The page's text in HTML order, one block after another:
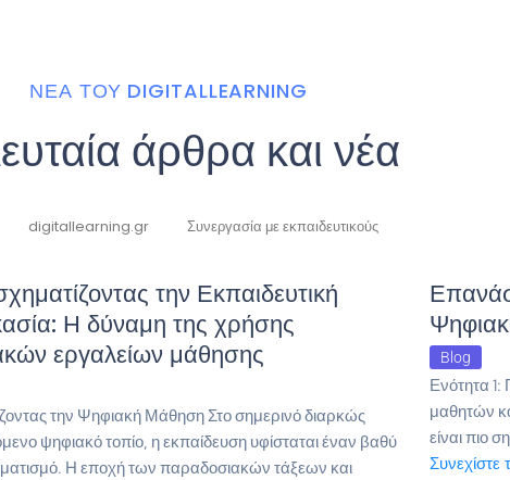
ΝΈΑ ΤΟΥ DIGITALLEARNING
άρθρα και νέα
digitallearning.gr Συνεργασία με εκπαιδευτικούς
την Εκπαιδευτική
Η δύναμη της χρήσης
εργαλείων μάθησης
την Ψηφιακή Μάθηση Στο σημερινό διαρκώς
ψηφιακό τοπίο, η εκπαίδευση υφίσταται έναν βαθύ
Η εποχή των παραδοσιακών τάξεων και
Blog
Ενότητα
μαθητών
είναι πιο